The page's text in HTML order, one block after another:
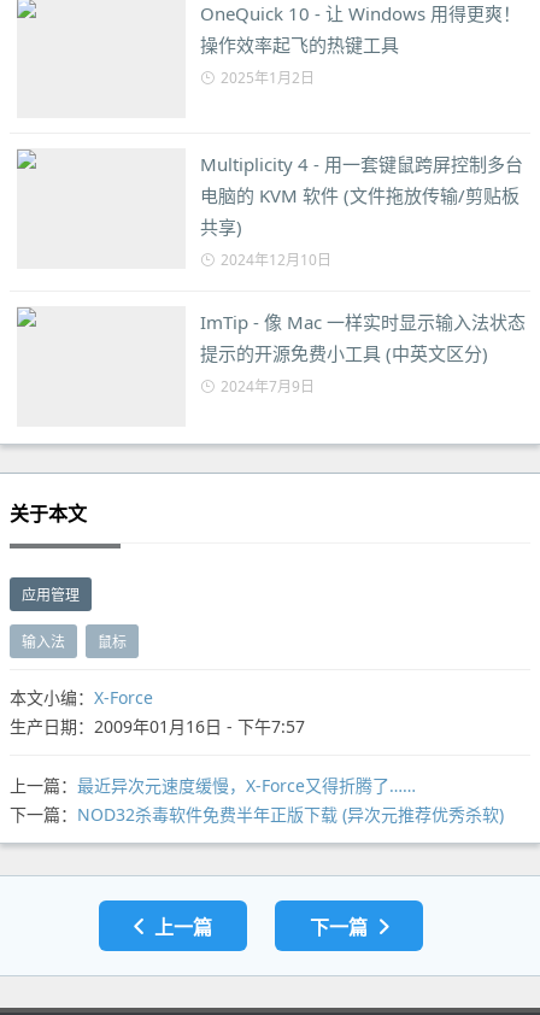
OneQuick 10 - 让 Windows 用得更爽！
操作效率起飞的热键工具
2025年1月2日
Multiplicity 4 - 用一套键鼠跨屏控制多台
电脑的 KVM 软件 (文件拖放传输/剪贴板
共享)
2024年12月10日
ImTip - 像 Mac 一样实时显示输入法状态
提示的开源免费小工具 (中英文区分)
2024年7月9日
关于本文
应用管理
输入法 鼠标
本文小编： X-Force
生产日期：2009年01月16日 - 下午7:57
上一篇： 最近异次元速度缓慢，X-Force又得折腾了……
下一篇： NOD32杀毒软件免费半年正版下载 (异次元推荐优秀杀软)
上一篇 下一篇